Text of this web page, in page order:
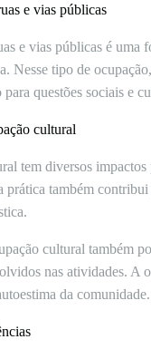
e vias públicas
e vias públicas é uma
Nesse tipo de
para questões sociais e
cultural
tem diversos
prática também
cultural também
nas atividades. A
da comunidade.